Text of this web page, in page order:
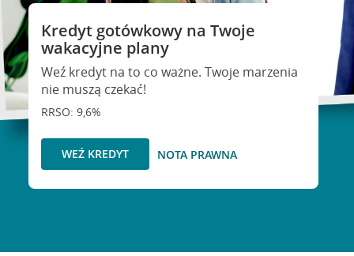
Kredyt gotówkowy na Twoje
wakacyjne plany
Weź kredyt na to co ważne. Twoje marzenia
nie muszą czekać!
RRSO: 9,6%
WEŹ KREDYT NOTA PRAWNA